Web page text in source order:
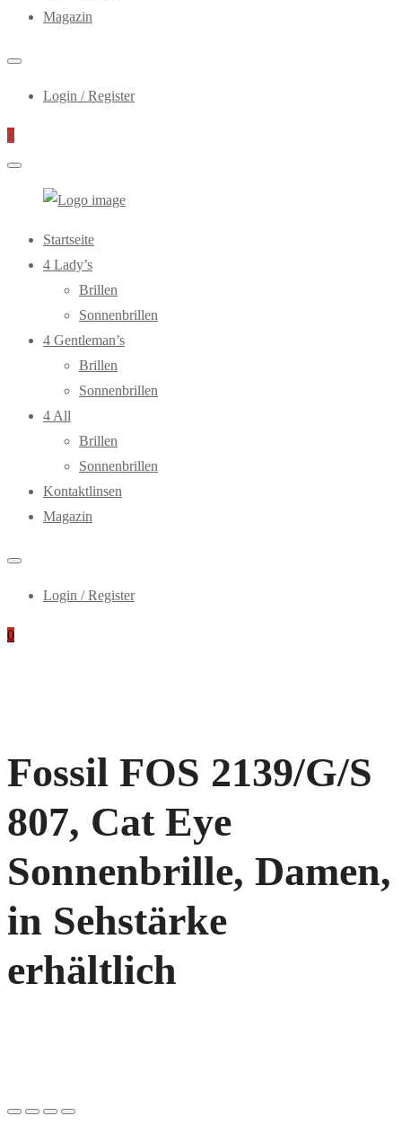
Magazin
Login / Register
0
Primary
Menu
Startseite
4 Lady’s
Brillen
Sonnenbrillen
4 Gentleman’s
Brillen
Sonnenbrillen
4 All
Brillen
Sonnenbrillen
Kontaktlinsen
Magazin
Login / Register
0
Fossil FOS 2139/G/S
807, Cat Eye
Sonnenbrille, Damen,
in Sehstärke
erhältlich